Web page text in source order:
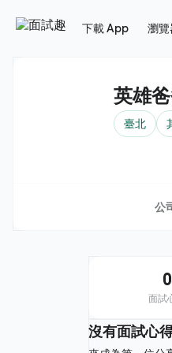
下載 App 瀏
英雄
臺北
公
0
面試
沒有面試心